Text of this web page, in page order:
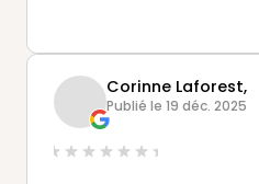
Corinne Laforest,
Publié le 19 déc. 2025